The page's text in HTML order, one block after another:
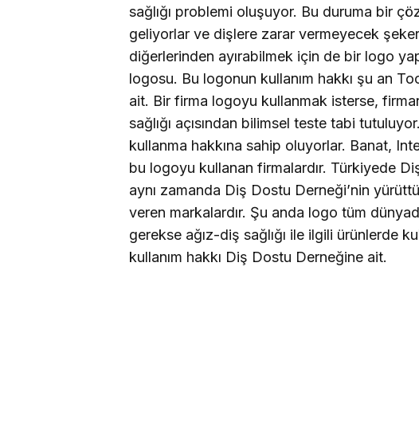
sağlığı problemi oluşuyor. Bu duruma bir
geliyorlar ve dişlere zarar vermeyecek
diğerlerinden ayırabilmek için de bir logo
logosu. Bu logonun kullanım hakkı şu an
ait. Bir firma logoyu kullanmak isterse,
sağlığı açısından bilimsel teste tabi
kullanma hakkına sahip oluyorlar. Banat,
bu logoyu kullanan firmalardır. Türkiyede
aynı zamanda Diş Dostu Derneği’nin
veren markalardır. Şu anda logo tüm
gerekse ağız-diş sağlığı ile ilgili ürünlerde
kullanım hakkı Diş Dostu Derneğine ait.